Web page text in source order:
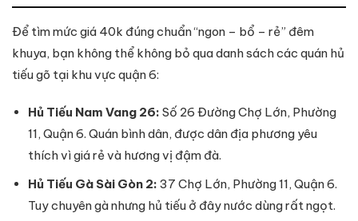
Để tìm mức giá 40k đúng chuẩn “ngon – bổ – rẻ” đêm
khuya, bạn không thể không bỏ qua danh sách các quán hủ
tiếu gõ tại khu vực quận 6:
Hủ Tiếu Nam Vang 26: Số 26 Đường Chợ Lớn, Phường
11, Quận 6. Quán bình dân, được dân địa phương yêu
thích vì giá rẻ và hương vị đậm đà.
Hủ Tiếu Gà Sài Gòn 2: 37 Chợ Lớn, Phường 11, Quận 6.
Tuy chuyên gà nhưng hủ tiếu ở đây nước dùng rất ngọt.